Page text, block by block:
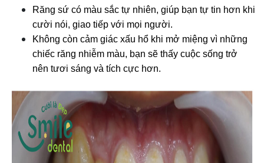
Răng sứ có màu sắc tự nhiên, giúp bạn tự tin hơn khi
cười nói, giao tiếp với mọi người.
Không còn cảm giác xấu hổ khi mở miệng vì những
chiếc răng nhiễm màu, bạn sẽ thấy cuộc sống trở
nên tươi sáng và tích cực hơn.